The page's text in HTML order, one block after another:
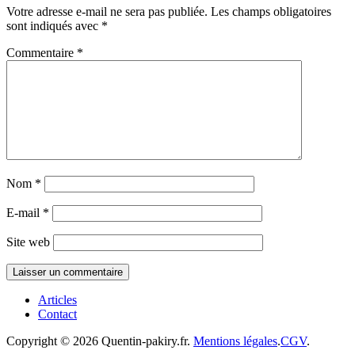
Votre adresse e-mail ne sera pas publiée. Les champs obligatoires
sont indiqués avec *
Commentaire *
Nom *
E-mail *
Site web
Articles
Contact
Copyright © 2026 Quentin-pakiry.fr. Mentions légales.CGV.